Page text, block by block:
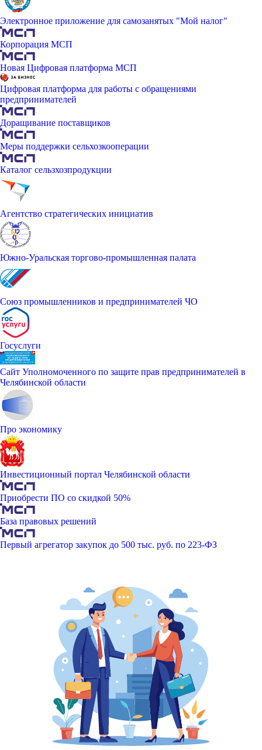
Электронное приложение для самозанятых "Мой налог"
Корпорация МСП
Новая Цифровая платформа МСП
Цифровая платформа для работы с обращениями
предпринимателей
Доращивание поставщиков
Меры поддержки сельхозкооперации
Каталог сельзхозпродукции
Агентство стратегических инициатив
Южно-Уральская торгово-промышленная палата
Союз промышленников и предпринимателей ЧО
Госуслуги
Сайт Уполномоченного по защите прав предпринимателей в
Челябинской области
Про экономику
Инвестиционный портал Челябинской области
Приобрести ПО со скидкой 50%
База правовых решений
Первый агрегатор закупок до 500 тыс. руб. по 223-ФЗ